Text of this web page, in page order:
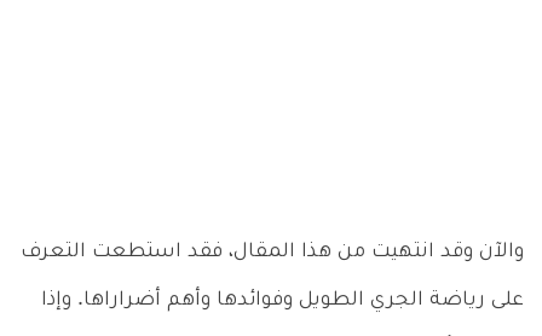
والآن وقد انتهيت من هذا المقال، فقد استطعت التعرف
على رياضة الجري الطويل وفوائدها وأهم أضراراها. وإذا